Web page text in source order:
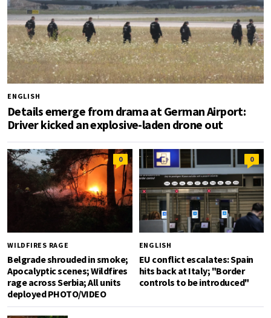
ENGLISH
Details emerge from drama at German Airport:
Driver kicked an explosive-laden drone out
0
WILDFIRES RAGE
Belgrade shrouded in smoke;
Apocalyptic scenes; Wildfires
rage across Serbia; All units
deployed PHOTO/VIDEO
0
ENGLISH
EU conflict escalates: Spain
hits back at Italy; "Border
controls to be introduced"